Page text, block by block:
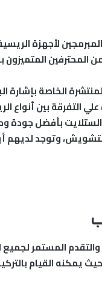
لأجهزة
المتميزون
الخاصة
التفرقة بين أنواع
بأفضل جودة
وتوجد لديهم
المستمر
يمكنه القيام